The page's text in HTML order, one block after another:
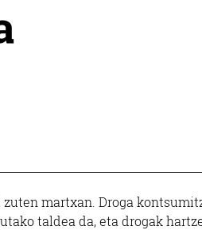
martxan. Droga
taldea da, eta drogak